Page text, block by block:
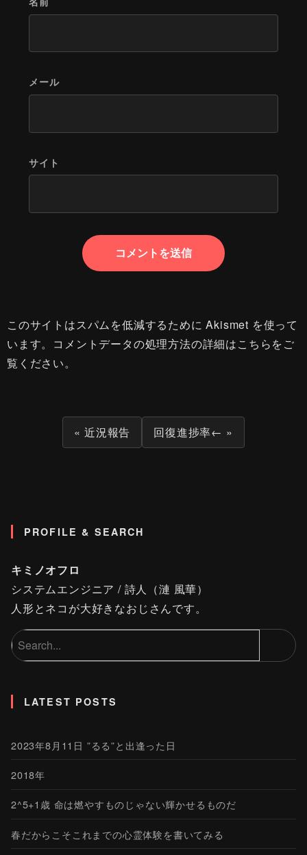
メール
サイト
このサイトはスパムを低減するために Akismet を使って
います。 コメントデータの処理方法の詳細はこちらをご
覧ください。
« 近況報告 回復進捗率← »
PROFILE & SEARCH
キミノオフロ
システムエンジニア / 詩人（漣 風華）
人形とネコが大好きなおじさんです。
LATEST POSTS
2023年8月11日 ”るる”と出逢った日
2018年
2^5+1歳 命は燃やすものじゃない輝かせるものだ
春だからこそこれまでの心霊体験を書いてみる